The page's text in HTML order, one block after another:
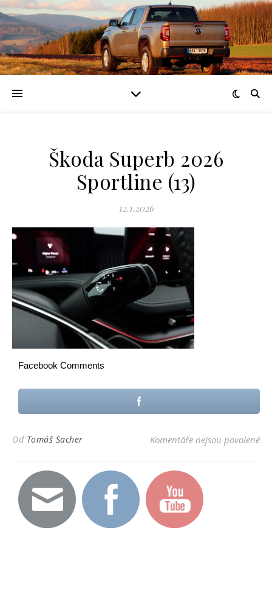
Škoda Superb 2026
Sportline (13)
12.1.2026
Facebook Comments
Od Tomáš Sacher Komentáře nejsou povolenéu